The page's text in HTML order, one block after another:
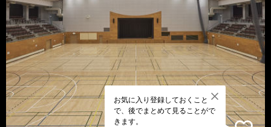
お気に入り登録しておくこと
で、後でまとめて見ることがで
きます。